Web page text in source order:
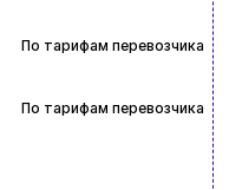
По тарифам перевозчика
По тарифам перевозчика